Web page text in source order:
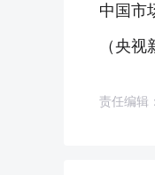
中国市
（央视
责任编辑